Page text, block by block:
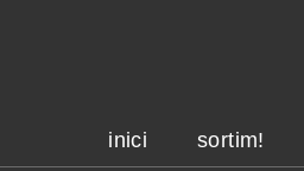
inici sortim!